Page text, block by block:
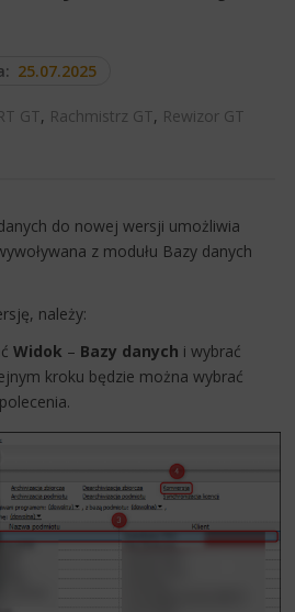
25.07.2025
GT, Rachmistrz GT, Rewizor GT
do nowej wersji umożliwia
z modułu Bazy danych
należy:
Widok – Bazy danych i wybrać
kroku będzie można wybrać